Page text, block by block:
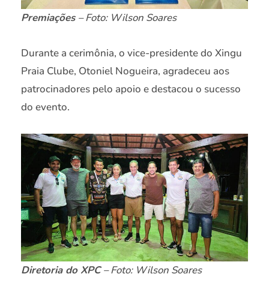
Premiações – Foto: Wilson Soares
Durante a cerimônia, o vice-presidente do Xingu
Praia Clube, Otoniel Nogueira, agradeceu aos
patrocinadores pelo apoio e destacou o sucesso
do evento.
Diretoria do XPC– Foto: Wilson Soares